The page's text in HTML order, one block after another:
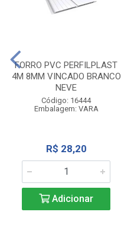
FORRO PVC PERFILPLAST
4M 8MM VINCADO BRANCO
NEVE
Código: 16444
Embalagem: VARA
R$ 28,20
Adicionar